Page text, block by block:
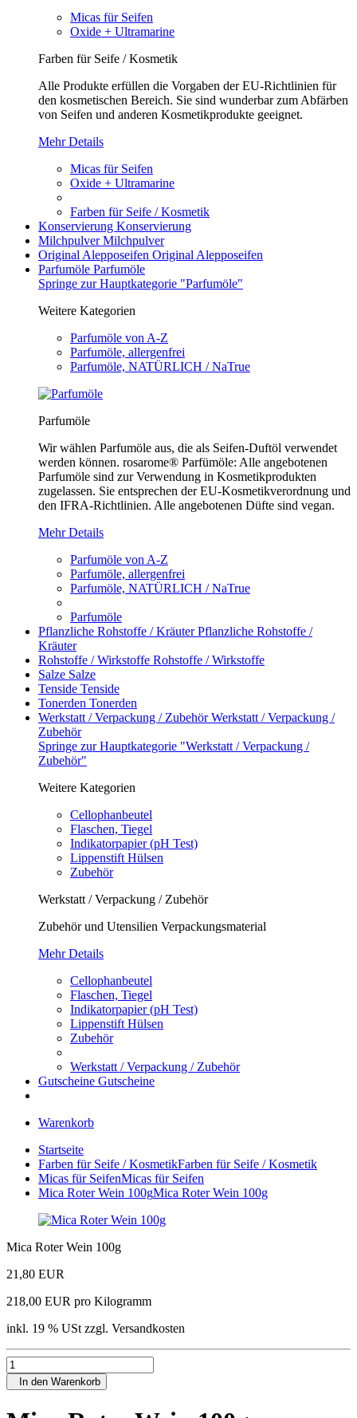
Micas für Seifen
Oxide + Ultramarine
Farben für Seife / Kosmetik
Alle Produkte erfüllen die Vorgaben der EU-Richtlinien für
den kosmetischen Bereich. Sie sind wunderbar zum Abfärben
von Seifen und anderen Kosmetikprodukte geeignet.
Mehr Details
Micas für Seifen
Oxide + Ultramarine
Farben für Seife / Kosmetik
Konservierung Konservierung
MilchpulverMilchpulver
Original Alepposeifen Original Alepposeifen
Parfumöle Parfumöle
Springe zur Hauptkategorie "Parfumöle"
Weitere Kategorien
Parfumöle von A-Z
Parfumöle, allergenfrei
Parfumöle, NATÜRLICH / NaTrue
Parfumöle
Wir wählen Parfumöle aus, die als Seifen-Duftöl verwendet
werden können. rosarome® Parfümöle: Alle angebotenen
Parfumöle sind zur Verwendung in Kosmetikprodukten
zugelassen. Sie entsprechen der EU-Kosmetikverordnung und
den IFRA-Richtlinien. Alle angebotenen Düfte sind vegan.
Mehr Details
Parfumöle von A-Z
Parfumöle, allergenfrei
Parfumöle, NATÜRLICH / NaTrue
Parfumöle
Pflanzliche Rohstoffe / KräuterPflanzliche Rohstoffe /
Kräuter
Rohstoffe / Wirkstoffe Rohstoffe / Wirkstoffe
Salze Salze
Tenside Tenside
Tonerden Tonerden
Werkstatt / Verpackung / ZubehörWerkstatt / Verpackung /
Zubehör
Springe zur Hauptkategorie "Werkstatt / Verpackung /
Zubehör"
Weitere Kategorien
Cellophanbeutel
Flaschen, Tiegel
Indikatorpapier (pH Test)
Lippenstift Hülsen
Zubehör
Werkstatt / Verpackung / Zubehör
Zubehör und Utensilien Verpackungsmaterial
Mehr Details
Cellophanbeutel
Flaschen, Tiegel
Indikatorpapier (pH Test)
Lippenstift Hülsen
Zubehör
Werkstatt / Verpackung / Zubehör
Gutscheine Gutscheine
Warenkorb
Startseite
Farben für Seife / KosmetikFarben für Seife / Kosmetik
Micas für SeifenMicas für Seifen
Mica Roter Wein 100gMica Roter Wein 100g
Mica Roter Wein 100g
21,80 EUR
218,00 EUR pro Kilogramm
inkl. 19 % USt zzgl. Versandkosten
In den Warenkorb